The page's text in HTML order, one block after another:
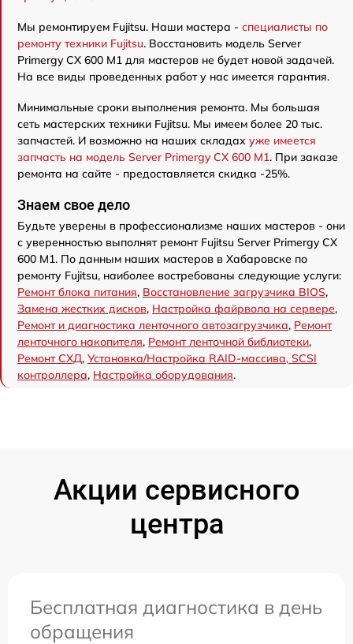
Мы ремонтируем Fujitsu. Наши мастера - специалисты по
ремонту техники Fujitsu. Восстановить модель Server
Primergy CX 600 M1 для мастеров не будет новой задачей.
На все виды проведенных работ у нас имеется гарантия.
Минимальные сроки выполнения ремонта. Мы большая
сеть мастерских техники Fujitsu. Мы имеем более 20 тыс.
запчастей. И возможно на наших складах уже имеется
запчасть на модель Server Primergy CX 600 M1. При заказе
ремонта на сайте - предоставляется скидка -25%.
Знаем свое дело
Будьте уверены в профессионализме наших мастеров - они
с уверенностью выполнят ремонт Fujitsu Server Primergy CX
600 M1. По данным наших мастеров в Хабаровске по
ремонту Fujitsu, наиболее востребованы следующие услуги:
Ремонт блока питания, Восстановление загрузчика BIOS,
Замена жестких дисков, Настройка файрвола на сервере,
Ремонт и диагностика ленточного автозагрузчика, Ремонт
ленточного накопителя, Ремонт ленточной библиотеки,
Ремонт СХД, Установка/Настройка RAID-массива, SCSI
контроллера, Настройка оборудования.
Акции сервисного
центра
Бесплатная диагностика в день
обращения